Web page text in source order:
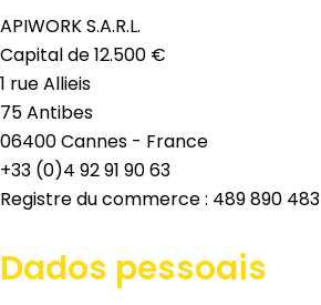
APIWORK S.A.R.L.
Capital de 12.500 €
1 rue Allieis
75 Antibes
06400 Cannes - France
+33 (0)4 92 91 90 63
Registre du commerce : 489 890 483
Dados pessoais